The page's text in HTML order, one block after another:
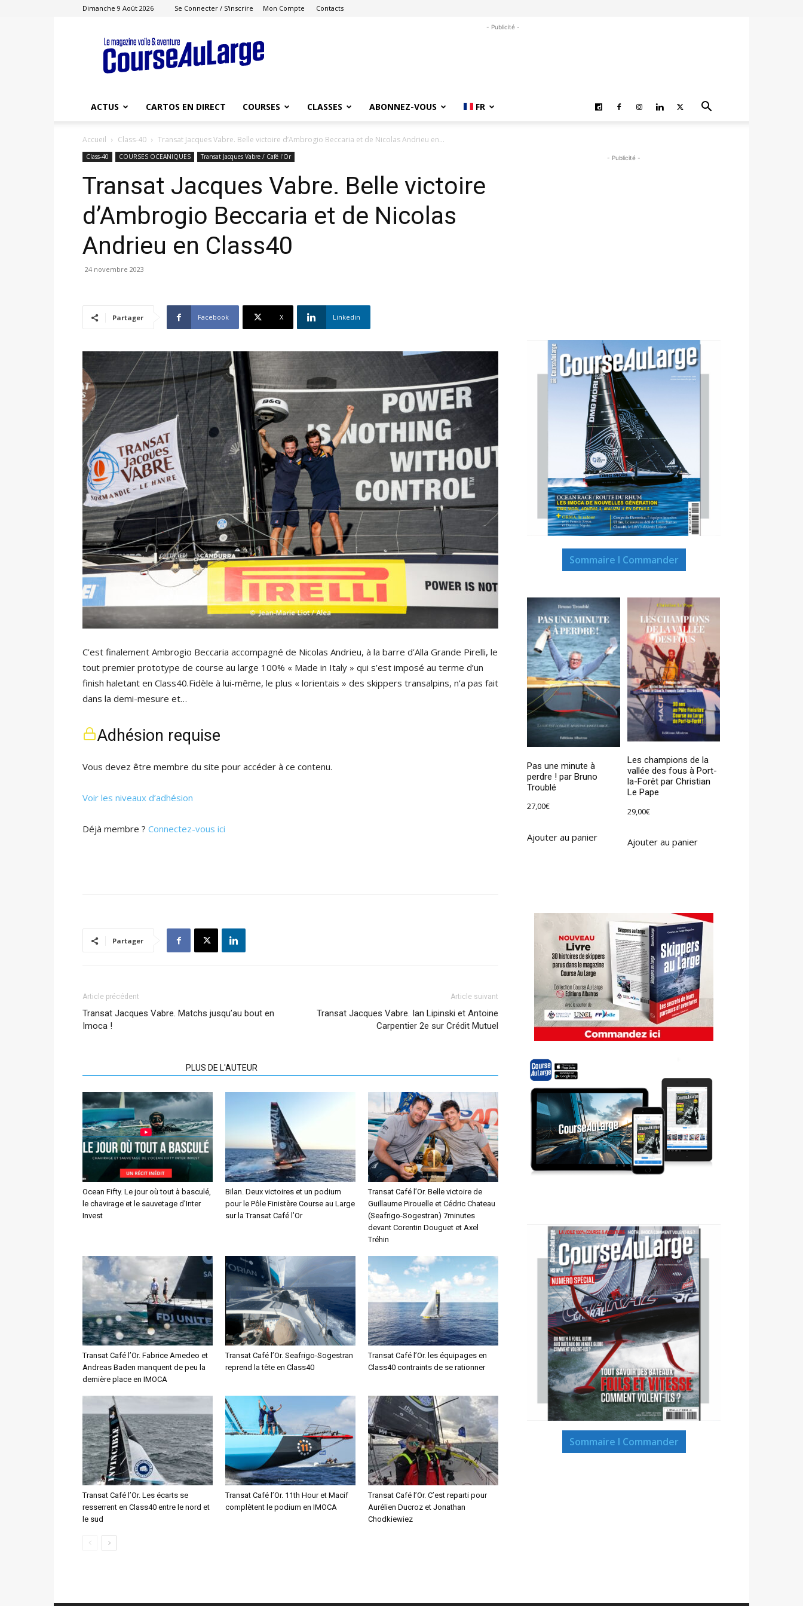
Dimanche 9 Août 2026 Se Connecter / S'inscrire Mon Compte Contacts
Course
au
Large
- Publicité -
ACTUS CARTOS EN DIRECT COURSES CLASSES ABONNEZ-VOUS FR
Accueil Class-40 Transat Jacques Vabre. Belle victoire d’Ambrogio Beccaria et de Nicolas Andrieu en...
Class-40 COURSES OCEANIQUES Transat Jacques Vabre / Café l'Or
Transat Jacques Vabre. Belle victoire
d’Ambrogio Beccaria et de Nicolas
Andrieu en Class40
24 novembre 2023
Partager Facebook X Linkedin
C’est finalement Ambrogio Beccaria accompagné de Nicolas Andrieu, à la barre d’Alla Grande Pirelli, le
tout premier prototype de course au large 100% « Made in Italy » qui s’est imposé au terme d’un
finish haletant en Class40.Fidèle à lui-même, le plus « lorientais » des skippers transalpins, n’a pas fait
dans la demi-mesure et…
Adhésion requise
Vous devez être membre du site pour accéder à ce contenu.
Voir les niveaux d’adhésion
Déjà membre ? Connectez-vous ici
Partager
Article précédent
Transat Jacques Vabre. Matchs jusqu’au bout en
Imoca !
Article suivant
Transat Jacques Vabre. Ian Lipinski et Antoine
Carpentier 2e sur Crédit Mutuel
PLUS DE L'AUTEUR
Ocean Fifty. Le jour où tout à basculé,
le chavirage et le sauvetage d’Inter
Invest
Bilan. Deux victoires et un podium
pour le Pôle Finistère Course au Large
sur la Transat Café l’Or
Transat Café l’Or. Belle victoire de
Guillaume Pirouelle et Cédric Chateau
(Seafrigo-Sogestran) 7minutes
devant Corentin Douguet et Axel
Tréhin
Transat Café l’Or. Fabrice Amedeo et
Andreas Baden manquent de peu la
dernière place en IMOCA
Transat Café l’Or. Seafrigo-Sogestran
reprend la tête en Class40
Transat Café l’Or. les équipages en
Class40 contraints de se rationner
Transat Café l’Or. Les écarts se
resserrent en Class40 entre le nord et
le sud
Transat Café l’Or. 11th Hour et Macif
complètent le podium en IMOCA
Transat Café l’Or. C’est reparti pour
Aurélien Ducroz et Jonathan
Chodkiewiez
- Publicité -
Sommaire I Commander
Pas une minute à
perdre ! par Bruno
Troublé
27,00€
Ajouter au panier
Les champions de la
vallée des fous à Port-
la-Forêt par Christian
Le Pape
29,00€
Ajouter au panier
Sommaire I Commander